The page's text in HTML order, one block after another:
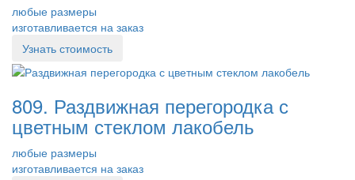
любые размеры
изготавливается на заказ
Узнать стоимость
809. Раздвижная перегородка с
цветным стеклом лакобель
любые размеры
изготавливается на заказ